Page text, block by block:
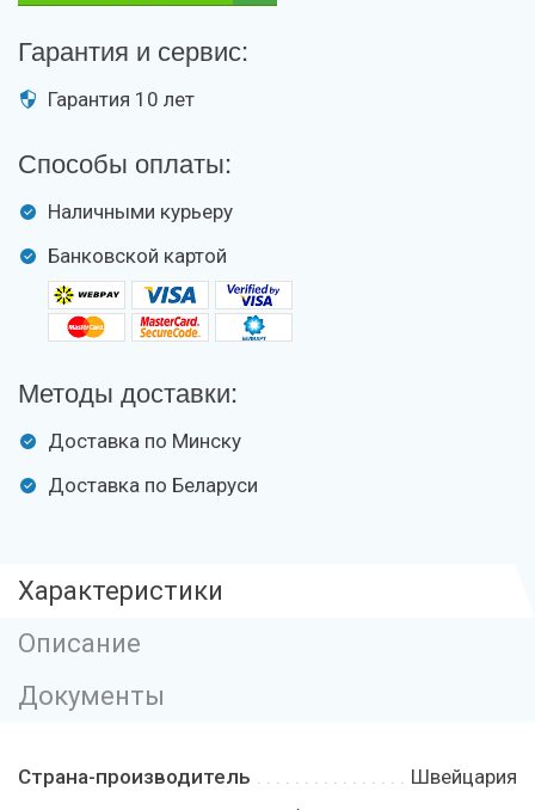
Гарантия и сервис:
Гарантия 10 лет
Способы оплаты:
Наличными курьеру
Банковской картой
Методы доставки:
Доставка по Минску
Доставка по Беларуси
Характеристики
Описание
Документы
Страна-производитель
Швейцария